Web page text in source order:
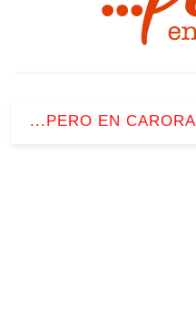
...PERO EN CARORA